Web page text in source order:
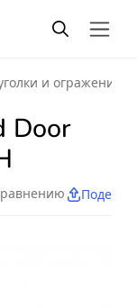
и огражения
Door